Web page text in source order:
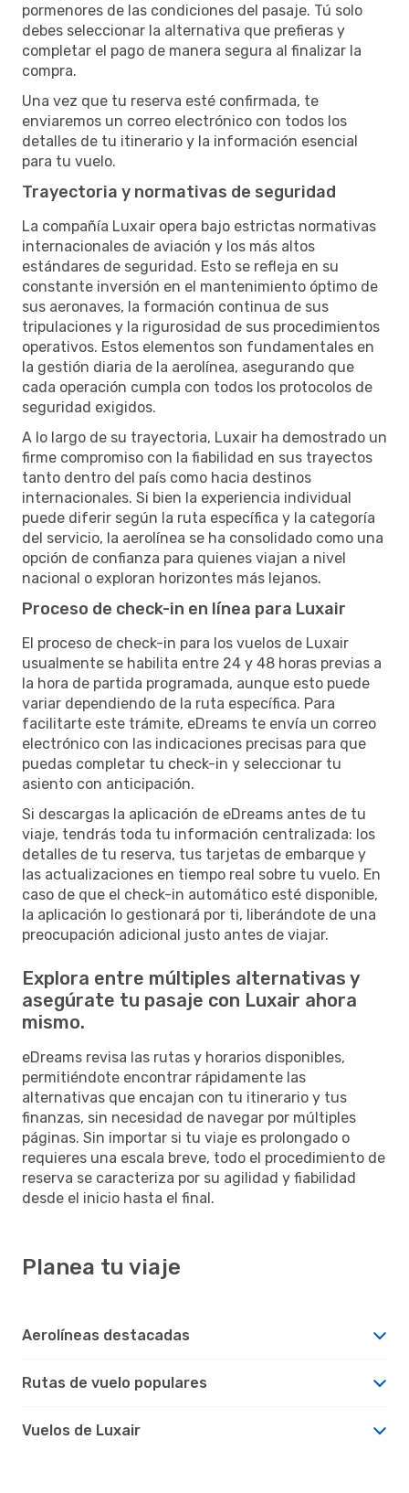
pormenores de las condiciones del pasaje. Tú solo
debes seleccionar la alternativa que prefieras y
completar el pago de manera segura al finalizar la
compra.
Una vez que tu reserva esté confirmada, te
enviaremos un correo electrónico con todos los
detalles de tu itinerario y la información esencial
para tu vuelo.
Trayectoria y normativas de seguridad
La compañía Luxair opera bajo estrictas normativas
internacionales de aviación y los más altos
estándares de seguridad. Esto se refleja en su
constante inversión en el mantenimiento óptimo de
sus aeronaves, la formación continua de sus
tripulaciones y la rigurosidad de sus procedimientos
operativos. Estos elementos son fundamentales en
la gestión diaria de la aerolínea, asegurando que
cada operación cumpla con todos los protocolos de
seguridad exigidos.
A lo largo de su trayectoria, Luxair ha demostrado un
firme compromiso con la fiabilidad en sus trayectos
tanto dentro del país como hacia destinos
internacionales. Si bien la experiencia individual
puede diferir según la ruta específica y la categoría
del servicio, la aerolínea se ha consolidado como una
opción de confianza para quienes viajan a nivel
nacional o exploran horizontes más lejanos.
Proceso de check-in en línea para Luxair
El proceso de check-in para los vuelos de Luxair
usualmente se habilita entre 24 y 48 horas previas a
la hora de partida programada, aunque esto puede
variar dependiendo de la ruta específica. Para
facilitarte este trámite, eDreams te envía un correo
electrónico con las indicaciones precisas para que
puedas completar tu check-in y seleccionar tu
asiento con anticipación.
Si descargas la aplicación de eDreams antes de tu
viaje, tendrás toda tu información centralizada: los
detalles de tu reserva, tus tarjetas de embarque y
las actualizaciones en tiempo real sobre tu vuelo. En
caso de que el check-in automático esté disponible,
la aplicación lo gestionará por ti, liberándote de una
preocupación adicional justo antes de viajar.
Explora entre múltiples alternativas y
asegúrate tu pasaje con Luxair ahora
mismo.
eDreams revisa las rutas y horarios disponibles,
permitiéndote encontrar rápidamente las
alternativas que encajan con tu itinerario y tus
finanzas, sin necesidad de navegar por múltiples
páginas. Sin importar si tu viaje es prolongado o
requieres una escala breve, todo el procedimiento de
reserva se caracteriza por su agilidad y fiabilidad
desde el inicio hasta el final.
Planea tu viaje
Aerolíneas destacadas
Rutas de vuelo populares
Vuelos de Luxair